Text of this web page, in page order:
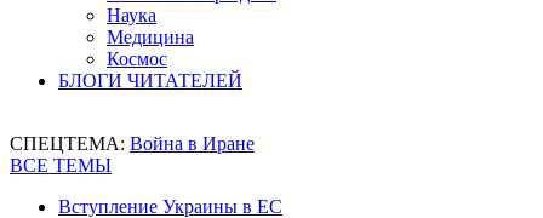
Наука
Медицина
Космос
БЛОГИ ЧИТАТЕЛЕЙ
СПЕЦТЕМА: Война в Иране
ВСЕ ТЕМЫ
Вступление Украины в ЕС